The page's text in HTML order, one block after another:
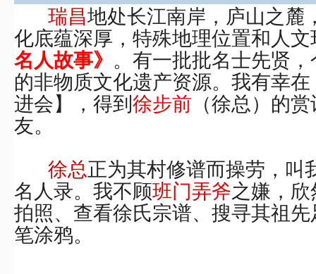
瑞昌地处长江南岸，庐山之麓
化底蕴深厚，特殊地理位置和人
名人故事》 。 有一批批名士先贤
的非物质文化遗产资源。我有幸
进会】 ，得到徐步前 （徐总） 的
友。
徐总正为其村修谱而操劳，叫
名人录。我不顾班门弄斧之嫌，
拍照、查看徐氏宗谱、搜寻其祖
笔涂鸦。